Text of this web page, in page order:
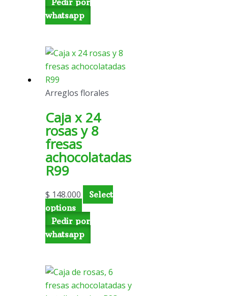
Pedir por
whatsapp
Arreglos florales
Caja x 24
rosas y 8
fresas
achocolatadas
R99
$ 148.000
Select
options
Pedir por
whatsapp